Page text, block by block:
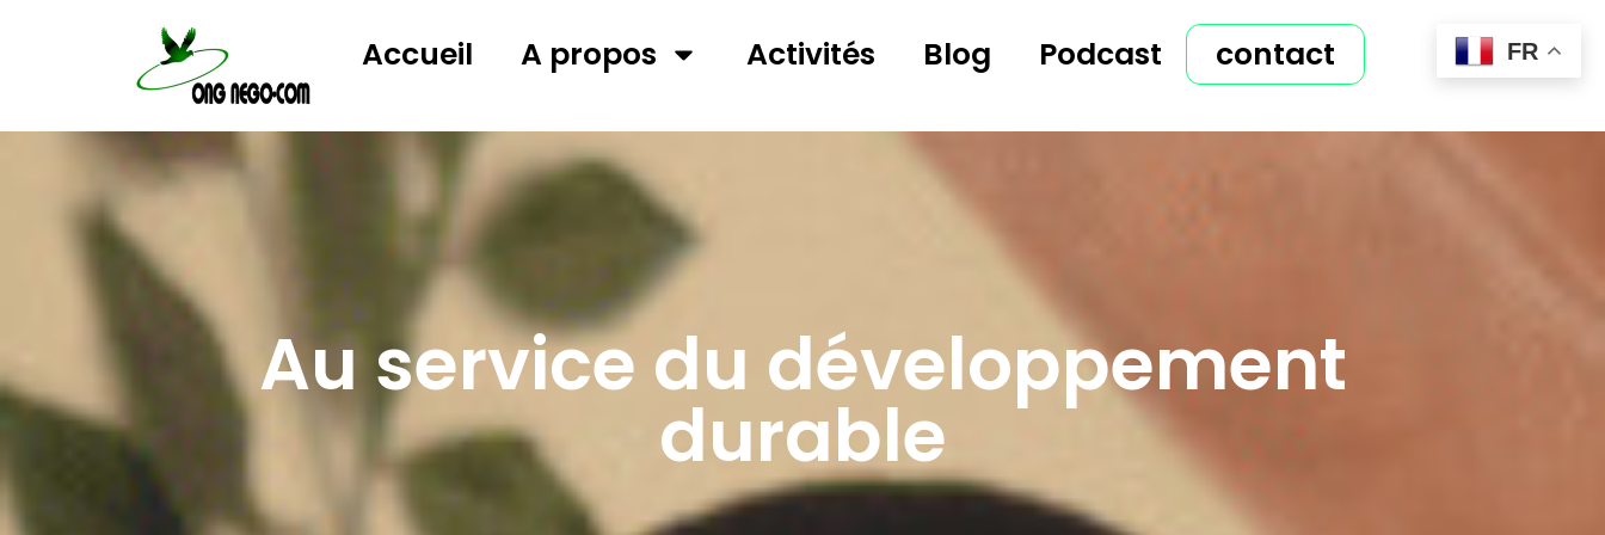
Accueil A propos Activités Blog Podcast contact
Au service du développement
durable
FR